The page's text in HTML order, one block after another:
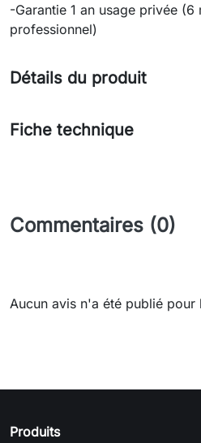
-Garantie 1 an usage privée (6
professionnel)
Détails du produit
Fiche technique
Commentaires (0)
Aucun avis n'a été publié pour
Produits